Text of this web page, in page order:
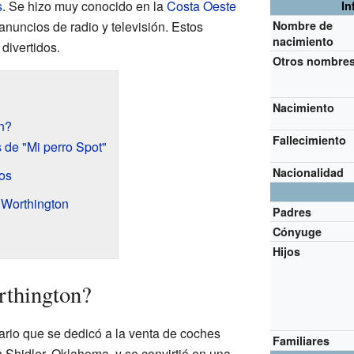
Nombre de
nacimiento
Otros
Nacimiento
Fallecimiento
Nacionalidad
Padres
Cónyuge
Hijos
Familiares
. Se hizo muy conocido en laCosta Oeste
de radio y televisión. Estos
"Mi perro Spot"
que se dedicó a la venta de coches